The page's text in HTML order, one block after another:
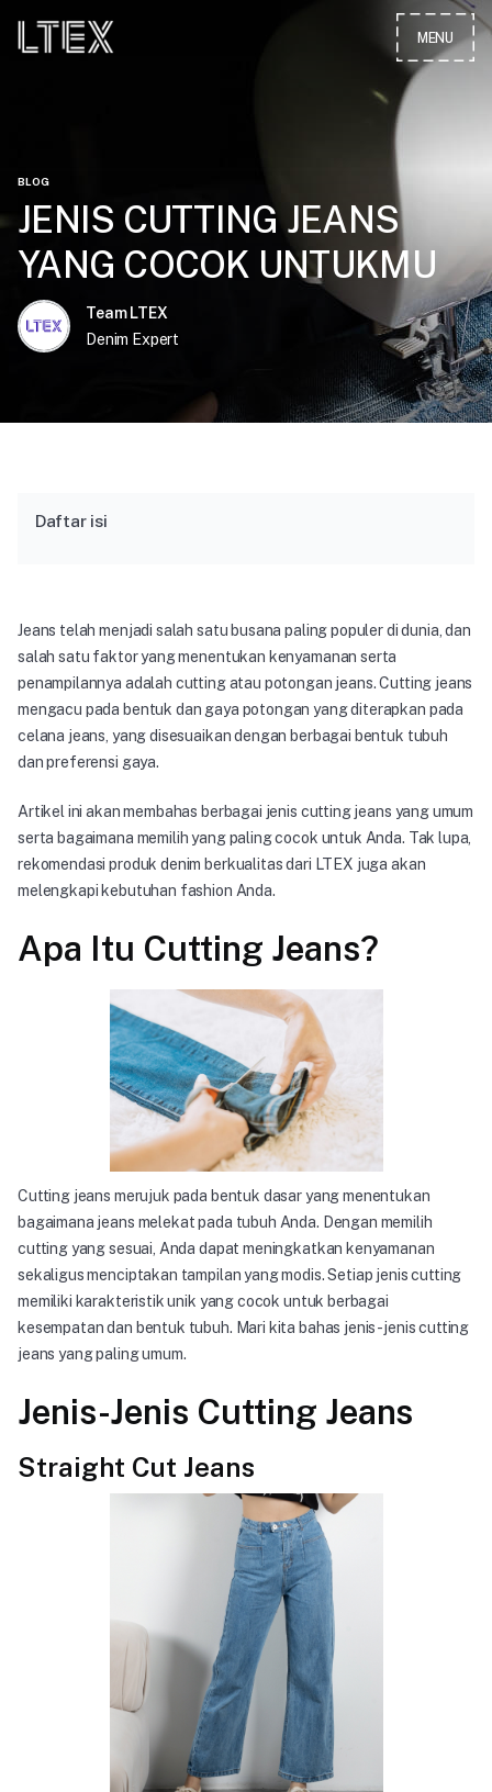
MENU
CLOSE
BLOG
JENIS CUTTING JEANS
YANG COCOK UNTUKMU
Team LTEX
Denim Expert
Daftar isi
Jeans telah menjadi salah satu busana paling populer di dunia, dan
salah satu faktor yang menentukan kenyamanan serta
penampilannya adalah cutting atau potongan jeans. Cutting jeans
mengacu pada bentuk dan gaya potongan yang diterapkan pada
celana jeans, yang disesuaikan dengan berbagai bentuk tubuh
dan preferensi gaya.
Artikel ini akan membahas berbagai jenis cutting jeans yang umum
serta bagaimana memilih yang paling cocok untuk Anda. Tak lupa,
rekomendasi produk denim berkualitas dari LTEX juga akan
melengkapi kebutuhan fashion Anda.
Apa Itu Cutting Jeans?
Cutting jeans merujuk pada bentuk dasar yang menentukan
bagaimana jeans melekat pada tubuh Anda. Dengan memilih
cutting yang sesuai, Anda dapat meningkatkan kenyamanan
sekaligus menciptakan tampilan yang modis. Setiap jenis cutting
memiliki karakteristik unik yang cocok untuk berbagai
kesempatan dan bentuk tubuh. Mari kita bahas jenis-jenis cutting
jeans yang paling umum.
Jenis-Jenis Cutting Jeans
Straight Cut Jeans